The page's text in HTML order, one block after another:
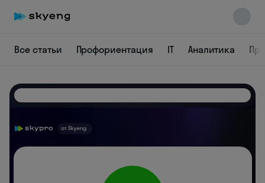
Все статьи Профориентация IT Аналитика